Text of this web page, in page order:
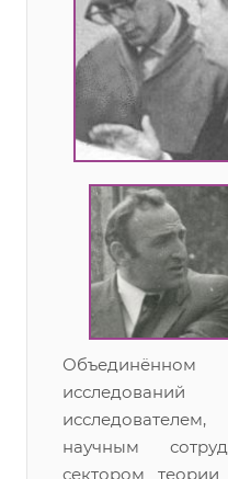
Объединённом
исследований
научным
сектором теории